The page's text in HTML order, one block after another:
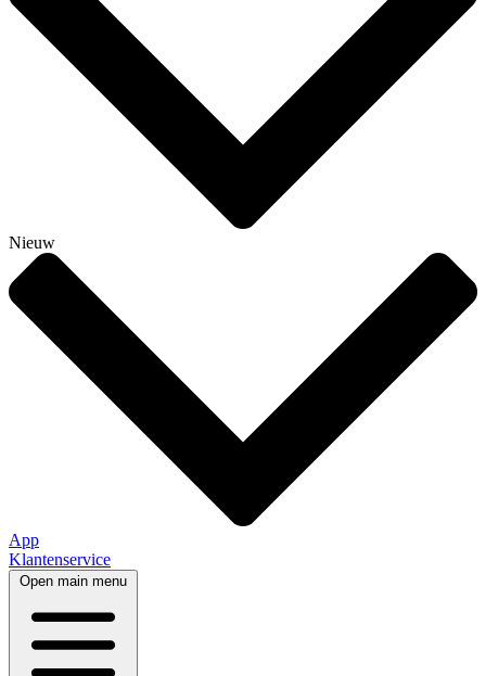
Nieuw
App
Klantenservice
Open main menu